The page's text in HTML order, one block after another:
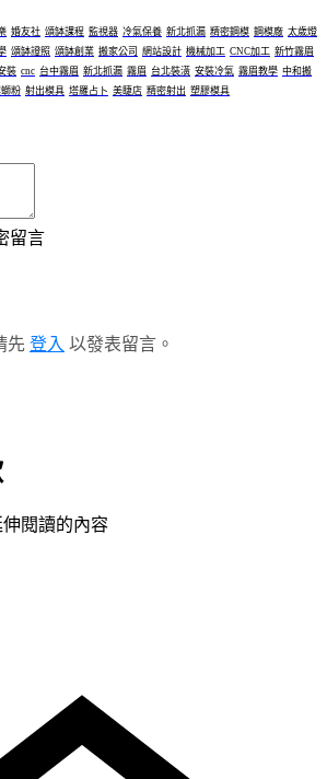
婚友社 頌缽課程 監視器 冷氣保養 新北抓漏 精密鋼模 鋼模廠 太歲燈
頌缽證照 頌缽創業 搬家公司 網站設計 機械加工 CNC加工 新竹霧眉
裝 cnc 台中霧眉 新北抓漏 霧眉 台北裝潢 安裝冷氣 霧眉教學 中和搬
粉 射出模具 塔羅占卜 美睫店 精密射出 塑膠模具
留言
先 登入 以發表留言。
閱讀的內容